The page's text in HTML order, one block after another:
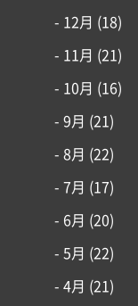
- 12月 (18)
- 11月 (21)
- 10月 (16)
- 9月 (21)
- 8月 (22)
- 7月 (17)
- 6月 (20)
- 5月 (22)
- 4月 (21)